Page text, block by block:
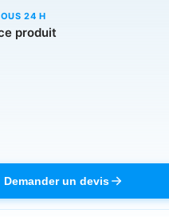
24 H
produit
Demander un devis